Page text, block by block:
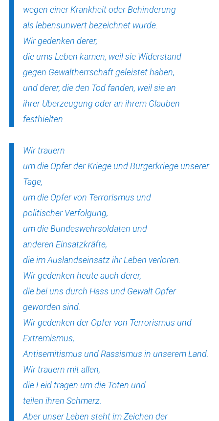
wegen einer Krankheit oder Behinderung
als lebensunwert bezeichnet wurde.
Wir gedenken derer,
die ums Leben kamen, weil sie Widerstand
gegen Gewaltherrschaft geleistet haben,
und derer, die den Tod fanden, weil sie an
ihrer Überzeugung oder an ihrem Glauben
festhielten.
Wir trauern
um die Opfer der Kriege und Bürgerkriege unserer
Tage,
um die Opfer von Terrorismus und
politischer Verfolgung,
um die Bundeswehrsoldaten und
anderen Einsatzkräfte,
die im Auslandseinsatz ihr Leben verloren.
Wir gedenken heute auch derer,
die bei uns durch Hass und Gewalt Opfer
geworden sind.
Wir gedenken der Opfer von Terrorismus und
Extremismus,
Antisemitismus und Rassismus in unserem Land.
Wir trauern mit allen,
die Leid tragen um die Toten und
teilen ihren Schmerz.
Aber unser Leben steht im Zeichen der